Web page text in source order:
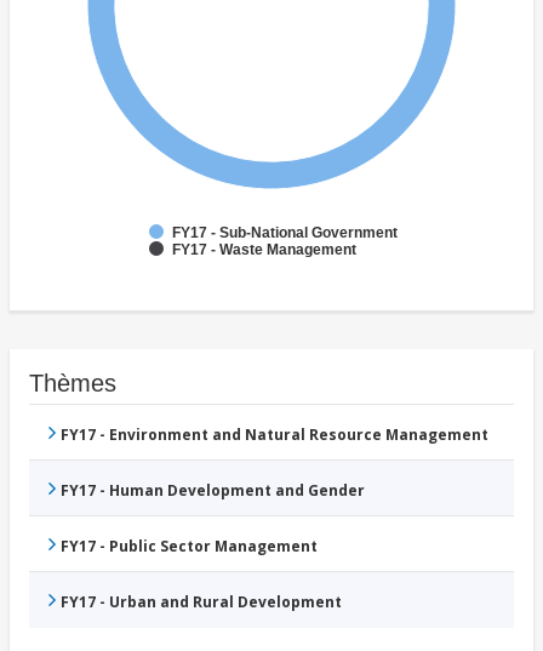
FY17 - Sub-National Government
FY17 - Waste Management
Thèmes
FY17 - Environment and Natural Resource Management
FY17 - Human Development and Gender
FY17 - Public Sector Management
FY17 - Urban and Rural Development